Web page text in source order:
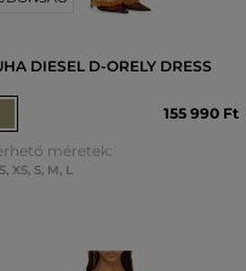
DIESEL D-ORELY DRESS
155 990 Ft
méretek:
, XS, S, M, L